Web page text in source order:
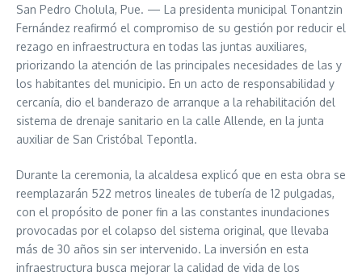
San Pedro Cholula, Pue. — La presidenta municipal Tonantzin
Fernández reafirmó el compromiso de su gestión por reducir el
rezago en infraestructura en todas las juntas auxiliares,
priorizando la atención de las principales necesidades de las y
los habitantes del municipio. En un acto de responsabilidad y
cercanía, dio el banderazo de arranque a la rehabilitación del
sistema de drenaje sanitario en la calle Allende, en la junta
auxiliar de San Cristóbal Tepontla.
Durante la ceremonia, la alcaldesa explicó que en esta obra se
reemplazarán 522 metros lineales de tubería de 12 pulgadas,
con el propósito de poner fin a las constantes inundaciones
provocadas por el colapso del sistema original, que llevaba
más de 30 años sin ser intervenido. La inversión en esta
infraestructura busca mejorar la calidad de vida de los